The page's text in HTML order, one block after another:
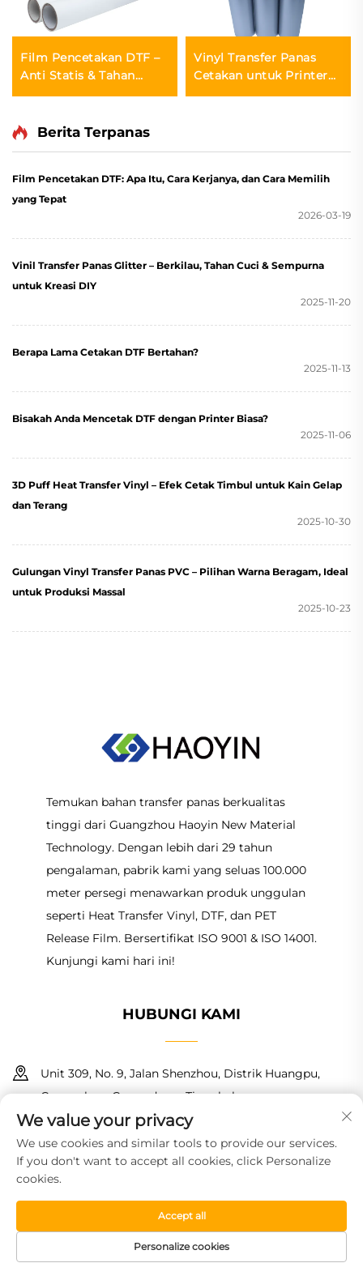
Film Pencetakan DTF –
Anti Statis & Tahan
Kelembapan
Vinyl Transfer Panas
Cetakan untuk Printer
Inkjet
Berita Terpanas
Film Pencetakan DTF: Apa Itu, Cara Kerjanya, dan Cara Memilih
yang Tepat
2026-03-19
Vinil Transfer Panas Glitter – Berkilau, Tahan Cuci & Sempurna
untuk Kreasi DIY
2025-11-20
Berapa Lama Cetakan DTF Bertahan?
2025-11-13
Bisakah Anda Mencetak DTF dengan Printer Biasa?
2025-11-06
3D Puff Heat Transfer Vinyl – Efek Cetak Timbul untuk Kain Gelap
dan Terang
2025-10-30
Gulungan Vinyl Transfer Panas PVC – Pilihan Warna Beragam, Ideal
untuk Produksi Massal
2025-10-23
Temukan bahan transfer panas berkualitas
tinggi dari Guangzhou Haoyin New Material
Technology. Dengan lebih dari 29 tahun
pengalaman, pabrik kami yang seluas 100.000
meter persegi menawarkan produk unggulan
seperti Heat Transfer Vinyl, DTF, dan PET
Release Film. Bersertifikat ISO 9001 & ISO 14001.
Kunjungi kami hari ini!
HUBUNGI KAMI
Unit 309, No. 9, Jalan Shenzhou, Distrik Huangpu,
Guangzhou, Guangdong, Tiongkok
+86 18150601728
[email protected]
Hak Cipta © 2026 Guangzhou Haoyin New Material Technology
Co., Ltd. Semua hak dilindungi. Kebijakan Privasi
BERANDA PRODUK SAMPEL GRATIS TEL
We value your privacy
We use cookies and similar tools to provide our services.
If you don't want to accept all cookies, click Personalize
cookies.
Personalize cookies
Accept all